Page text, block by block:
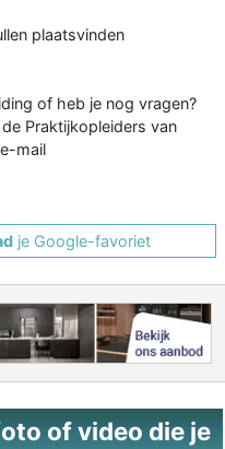
plaatsvinden
of heb je nog vragen?
Praktijkopleiders van
mail
je Google-favoriet
of video die je